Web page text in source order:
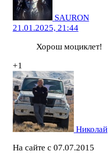
SAURON
21.01.2025, 21:44
Хорош моциклет!
+1
Николай
На сайте с 07.07.2015